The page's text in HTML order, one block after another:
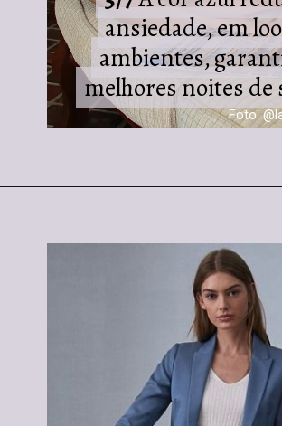
ansiedade, em
ambientes,
melhores noites de
ansiedade, em
ambientes,
melhores noites de
Foto: